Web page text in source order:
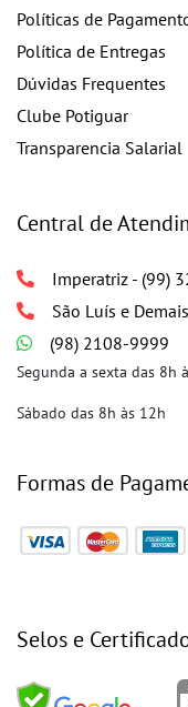
Políticas de
Política de Entregas
Dúvidas Frequentes
Clube Potiguar
Transparencia Salarial
Central de
Imperatriz - (99)
São Luís e
(98) 2108-9999
Segunda a sexta das 8h
Sábado das 8h às 12h
Formas de
Selos e